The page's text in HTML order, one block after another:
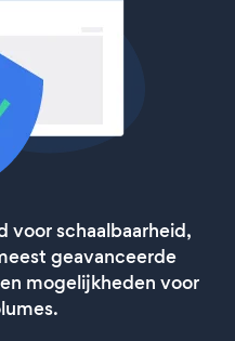
voor schaalbaarheid,
geavanceerde
mogelijkheden voor